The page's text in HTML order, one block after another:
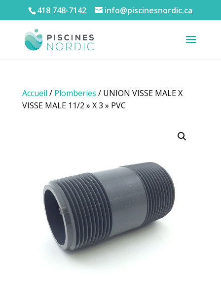
418 748-7142 info@piscinesnordic.ca
Accueil / Plomberies / UNION VISSE MALE X
VISSE MALE 11/2 » X 3 » PVC